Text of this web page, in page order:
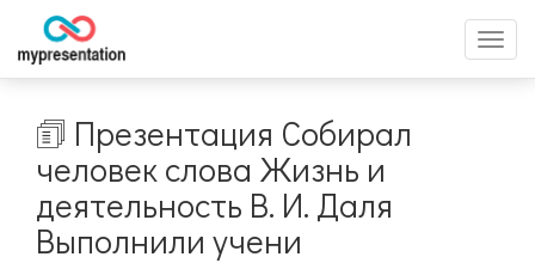
меню
🗊 Презентация Собирал
человек слова Жизнь и
деятельность В. И. Даля
Выполнили учени